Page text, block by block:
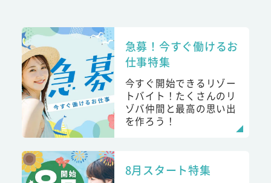
急募！今すぐ働けるお
仕事特集
今すぐ開始できるリゾー
トバイト！たくさんのリ
ゾバ仲間と最高の思い出
を作ろう！
8月スタート特集